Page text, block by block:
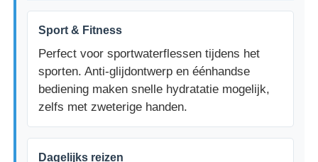
Cosmetische sprayfles
cosmetische lotionfles
Cosmetische dropperfles
Sport & Fitness
Perfect voor sportwaterflessen tijdens het
sporten. Anti-glijdontwerp en éénhandse
bediening maken snelle hydratatie mogelijk,
zelfs met zweterige handen.
Dagelijks reizen